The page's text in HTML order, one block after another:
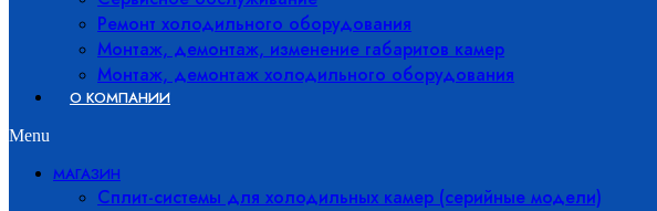
Ремонт холодильного оборудования
Монтаж, демонтаж, изменение габаритов камер
Монтаж, демонтаж холодильного оборудования
О КОМПАНИИ
Menu
МАГАЗИН
Сплит-системы для холодильных камер (серийные модели)